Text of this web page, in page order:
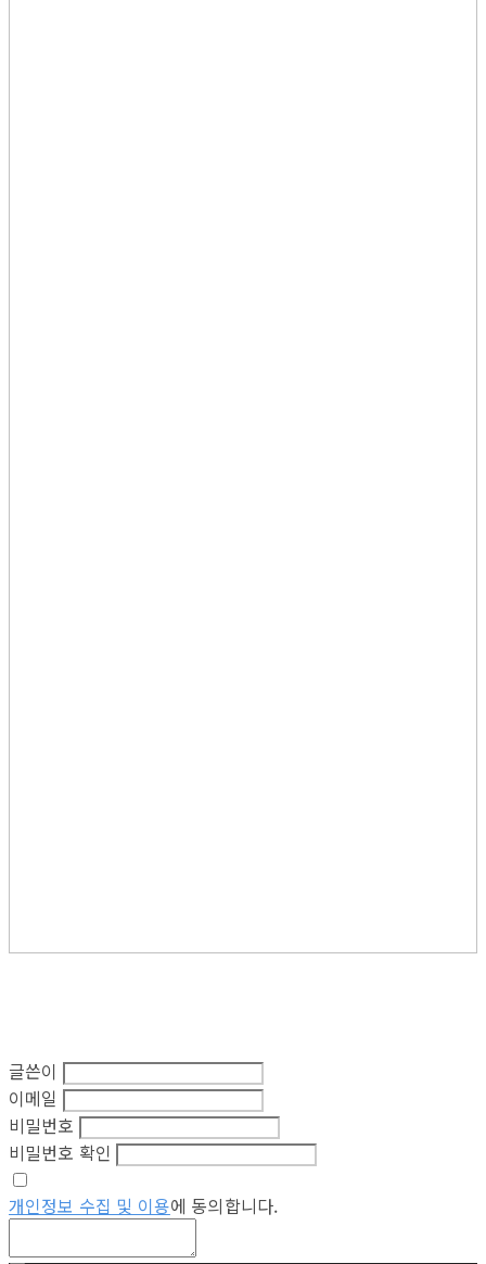
글쓴이
이메일
비밀번호
비밀번호 확인
개인정보 수집 및 이용에 동의합니다.